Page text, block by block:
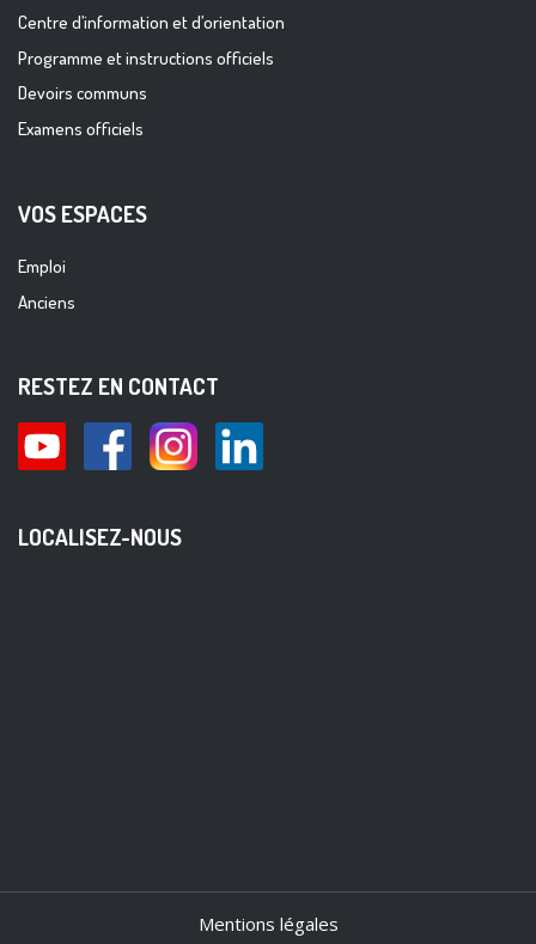
Centre d’information et d’orientation
Programme et instructions officiels
Devoirs communs
Examens officiels
VOS ESPACES
Emploi
Anciens
RESTEZ EN CONTACT
LOCALISEZ-NOUS
Mentions légales